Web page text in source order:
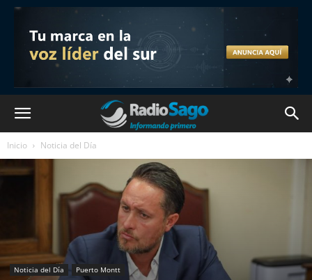
Inicio Noticia del Día
Noticia del Día Puerto Montt